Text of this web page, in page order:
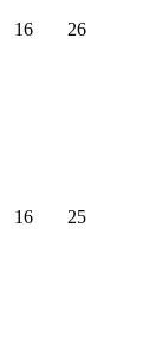
16 26
16 25